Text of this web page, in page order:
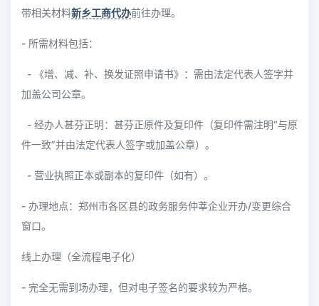
带相关材料新乡工商代办前往办理。
- 所需材料包括：
- 《增、减、补、换发证照申请书》：需由法定代表人签字并
加盖公司公章。
- 经办人甚芬正明：甚芬正原件及复印件（复印件需注明“与原
件一致”并由法定代表人签字或加盖公章）。
- 营业执照正本或副本的复印件（如有）。
- 办理地点：郑州市各区县的政务服务仲莘企业开办/变更综合
窗口。
线上办理（全流程电子化）
- 完全无需到场办理，但对电子签名的要求较为严格。